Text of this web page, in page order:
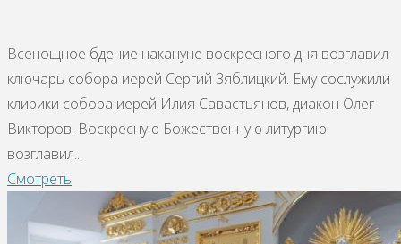
Всенощное бдение накануне воскресного дня возглавил
ключарь собора иерей Сергий Зяблицкий. Ему сослужили
клирики собора иерей Илия Савастьянов, диакон Олег
Викторов. Воскресную Божественную литургию
возглавил...
Смотреть